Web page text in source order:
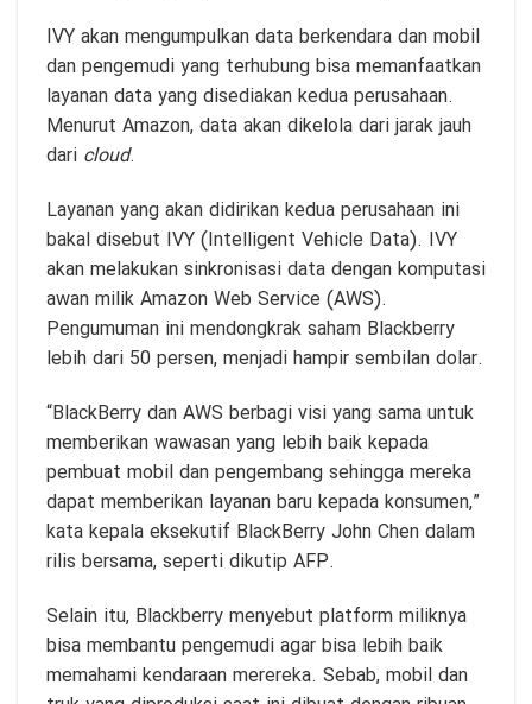
IVY akan mengumpulkan data berkendara dan mobil
dan pengemudi yang terhubung bisa memanfaatkan
layanan data yang disediakan kedua perusahaan.
Menurut Amazon, data akan dikelola dari jarak jauh
dari cloud.
Layanan yang akan didirikan kedua perusahaan ini
bakal disebut IVY (Intelligent Vehicle Data). IVY
akan melakukan sinkronisasi data dengan komputasi
awan milik Amazon Web Service (AWS).
Pengumuman ini mendongkrak saham Blackberry
lebih dari 50 persen, menjadi hampir sembilan dolar.
“BlackBerry dan AWS berbagi visi yang sama untuk
memberikan wawasan yang lebih baik kepada
pembuat mobil dan pengembang sehingga mereka
dapat memberikan layanan baru kepada konsumen,”
kata kepala eksekutif BlackBerry John Chen dalam
rilis bersama, seperti dikutip AFP.
Selain itu, Blackberry menyebut platform miliknya
bisa membantu pengemudi agar bisa lebih baik
memahami kendaraan merereka. Sebab, mobil dan